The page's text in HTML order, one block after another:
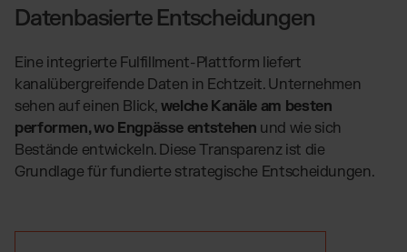
Datenbasierte Entscheidungen
Eine integrierte Fulfillment-Plattform liefert
kanalübergreifende Daten in Echtzeit. Unternehmen
sehen auf einen Blick, welche Kanäle am besten
performen, wo Engpässe entstehen und wie sich
Bestände entwickeln. Diese Transparenz ist die
Grundlage für fundierte strategische Entscheidungen.